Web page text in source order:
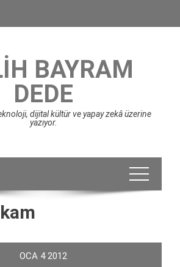
BAYRAM
DEDE
dijital kültür ve yapay zekâ üzerine
yazıyor.
OCA 4 2012